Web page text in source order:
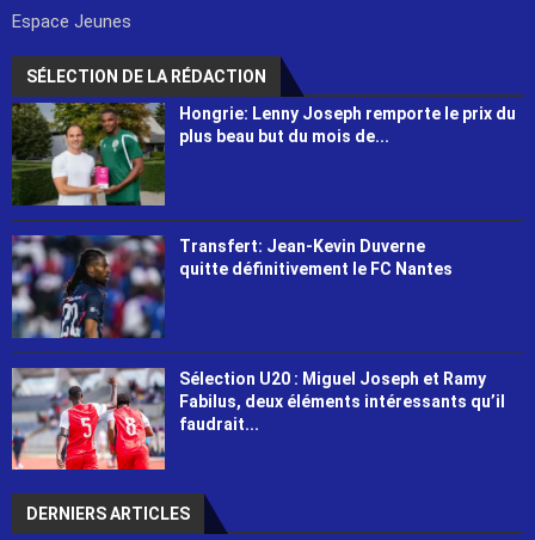
Espace Jeunes
SÉLECTION DE LA RÉDACTION
Hongrie: Lenny Joseph remporte le prix du
plus beau but du mois de...
Transfert: Jean-Kevin Duverne
quitte définitivement le FC Nantes
Sélection U20 : Miguel Joseph et Ramy
Fabilus, deux éléments intéressants qu’il
faudrait...
DERNIERS ARTICLES